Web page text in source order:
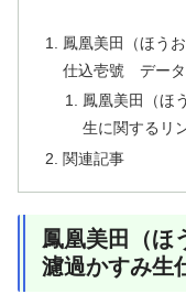
鳳凰美田（ほう
仕込壱號 データ
鳳凰美田（ほ
生に関するリ
関連記事
鳳凰美田（ほ
濾過かすみ